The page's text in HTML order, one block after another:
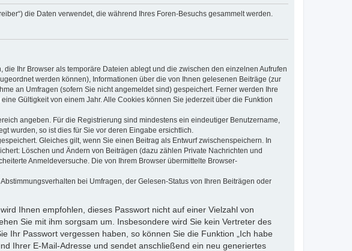
die Daten verwendet, die während Ihres Foren-Besuchs gesammelt werden.
Ihr Browser als temporäre Dateien ablegt und die zwischen den einzelnen Aufrufen
werden können), Informationen über die von Ihnen gelesenen Beiträge (zur
an Umfragen (sofern Sie nicht angemeldet sind) gespeichert. Ferner werden Ihre
Gültigkeit von einem Jahr. Alle Cookies können Sie jederzeit über die Funktion
angeben. Für die Registrierung sind mindestens ein eindeutiger Benutzername,
wurden, so ist dies für Sie vor deren Eingabe ersichtlich.
Gleiches gilt, wenn Sie einen Beitrag als Entwurf zwischenspeichern. In
Löschen und Ändern von Beiträgen (dazu zählen Private Nachrichten und
Anmeldeversuche. Die von Ihrem Browser übermittelte Browser-
bei Umfragen, der Gelesen-Status von Ihren Beiträgen oder
Ihnen empfohlen, dieses Passwort nicht auf einer Vielzahl von
Sie mit ihm sorgsam um. Insbesondere wird Sie kein Vertreter des
Ihr Passwort vergessen haben, so können Sie die Funktion „Ich habe
Ihrer E-Mail-Adresse und sendet anschließend ein neu generiertes